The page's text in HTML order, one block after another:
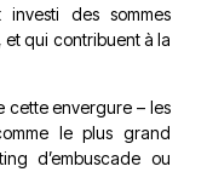
investi des sommes
et qui contribuent à la
cette envergure – les
le plus grand
d’embuscade ou